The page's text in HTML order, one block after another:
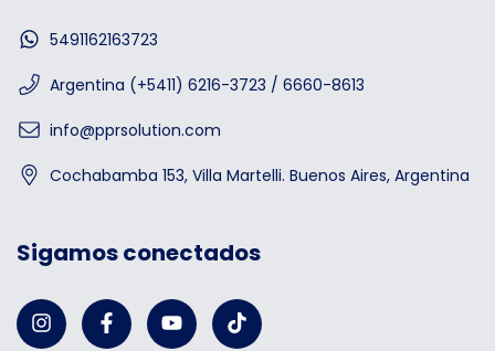
5491162163723
Argentina (+5411) 6216-3723 / 6660-8613
info@pprsolution.com
Cochabamba 153, Villa Martelli. Buenos Aires, Argentina
Sigamos conectados